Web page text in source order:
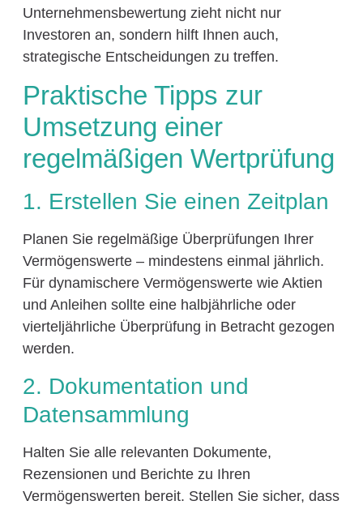
Unternehmensbewertung zieht nicht nur
Investoren an, sondern hilft Ihnen auch,
strategische Entscheidungen zu treffen.
Praktische Tipps zur
Umsetzung einer
regelmäßigen Wertprüfung
1. Erstellen Sie einen Zeitplan
Planen Sie regelmäßige Überprüfungen Ihrer
Vermögenswerte – mindestens einmal jährlich.
Für dynamischere Vermögenswerte wie Aktien
und Anleihen sollte eine halbjährliche oder
vierteljährliche Überprüfung in Betracht gezogen
werden.
2. Dokumentation und
Datensammlung
Halten Sie alle relevanten Dokumente,
Rezensionen und Berichte zu Ihren
Vermögenswerten bereit. Stellen Sie sicher, dass